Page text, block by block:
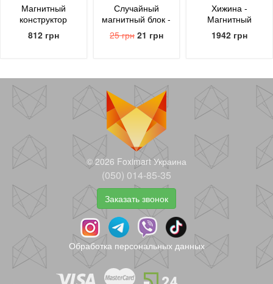
Магнитный
конструктор
Minecraft 24 блока
- uBlock
812 грн
Случайный
магнитный блок -
uBlock
25 грн 21 грн
Хижина -
Магнитный
конструктор
Minecraft 96
1942 грн
Магнитный
Minecraft 96
блоков + портал
1992 грн
Магнитный
конструктор
Minecraft 48
блоков - uBlock
1177 грн
Waterfall -
конструктор
Minecraft 120
2440 грн
© 2026 Foximart Украина
(050) 014-85-35
Заказать звонок
Обработка персональных данных